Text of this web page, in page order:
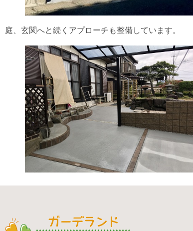
庭、玄関へと続くアプローチも整備しています。